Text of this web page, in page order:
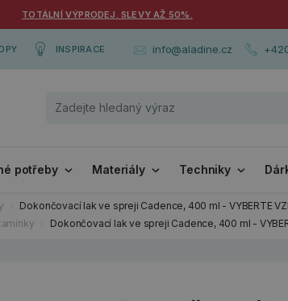
TOTÁLNÍ VÝPRODEJ. SLEVY AŽ 50%.
INSPIRACE info@aladine.cz
potřeby Materiály Techniky
Dokončovací lak ve spreji Cadence, 400 ml - VYBERTE
Dokončovací lak ve spreji Cadence, 400 ml -